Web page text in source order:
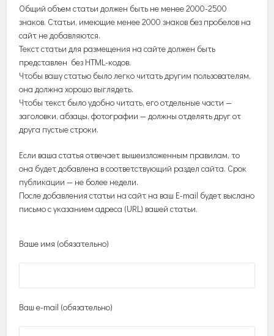
Общий объем статьи должен быть не менее 2000-2500
знаков. Статьи, имеющие менее 2000 знаков без пробелов на
сайт не добавляются.
Текст статьи для размещения на сайте должен быть
представлен без HTML-кодов.
Чтобы вашу статью было легко читать другим пользователям,
она должна хорошо выглядеть.
Чтобы текст было удобно читать, его отдельные части —
заголовки, абзацы, фотографии — должны отделять друг от
друга пустые строки.
Если ваша статья отвечает вышеизложенным правилам, то
она будет добавлена в соответствующий раздел сайта. Срок
публикации — не более недели.
После добавления статьи на сайт на ваш E-mail будет выслано
письмо с указанием адреса (URL) вашей статьи.
Ваше имя (обязательно)
Ваш e-mail (обязательно)